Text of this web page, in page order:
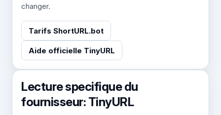
changer.
Tarifs ShortURL.bot
Aide officielle TinyURL
Lecture specifique du
fournisseur: TinyURL